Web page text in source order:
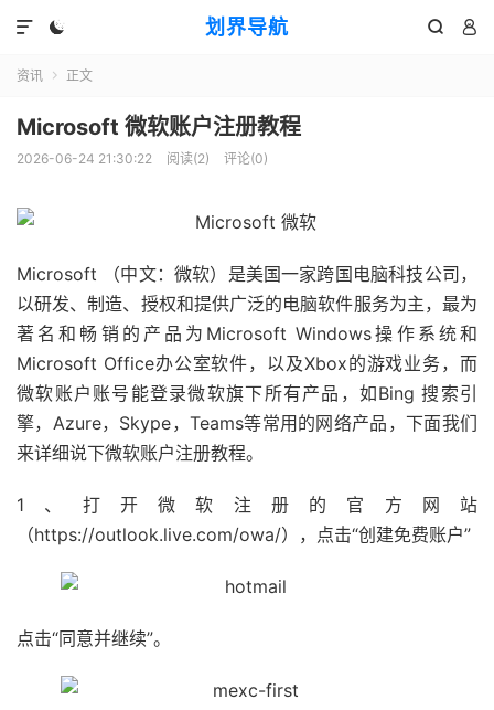
划界导航
  

资讯  正文
Microsoft 微软账户注册教程
2026-06-24 21:30:22 阅读(2) 评论(0)
Microsoft （中文：微软）是美国一家跨国电脑科技公司，
以研发、制造、授权和提供广泛的电脑软件服务为主，最为
著名和畅销的产品为Microsoft Windows操作系统和
Microsoft Office办公室软件，以及Xbox的游戏业务，而
微软账户账号能登录微软旗下所有产品，如Bing 搜索引
擎，Azure，Skype，Teams等常用的网络产品，下面我们
来详细说下微软账户注册教程。
1、打开微软注册的官方网站
（https://outlook.live.com/owa/），点击“创建免费账户”
点击“同意并继续”。